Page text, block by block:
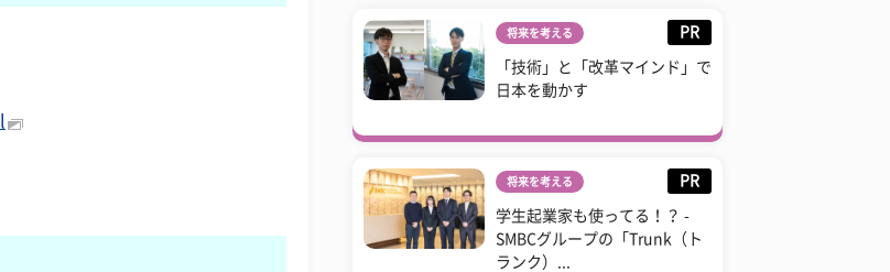
将来を考える PR
「技術」と「改革マインド」で
日本を動かす
将来を考える PR
学生起業家も使ってる！？ -
SMBCグループの「Trunk（ト
ランク）...